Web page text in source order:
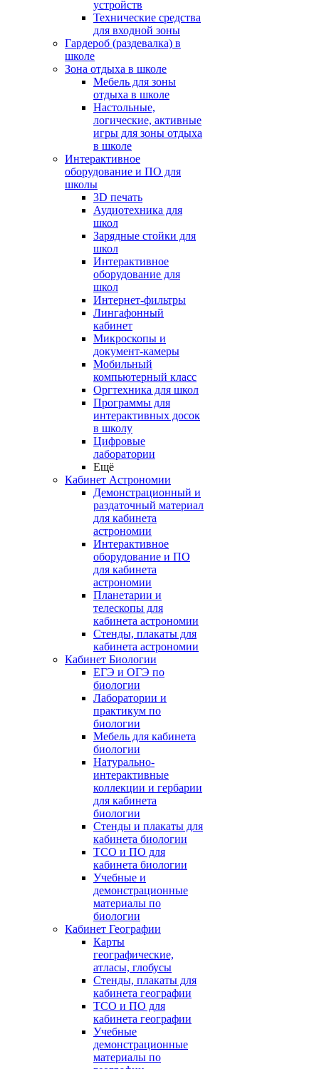
устройств
Технические средства
для входной зоны
Гардероб (раздевалка) в
школе
Зона отдыха в школе
Мебель для зоны
отдыха в школе
Настольные,
логические, активные
игры для зоны отдыха
в школе
Интерактивное
оборудование и ПО для
школы
3D печать
Аудиотехника для
школ
Зарядные стойки для
школ
Интерактивное
оборудование для
школ
Интернет-фильтры
Лингафонный
кабинет
Микроскопы и
документ-камеры
Мобильный
компьютерный класс
Оргтехника для школ
Программы для
интерактивных досок
в школу
Цифровые
лаборатории
Ещё
Кабинет Астрономии
Демонстрационный и
раздаточный материал
для кабинета
астрономии
Интерактивное
оборудование и ПО
для кабинета
астрономии
Планетарии и
телескопы для
кабинета астрономии
Стенды, плакаты для
кабинета астрономии
Кабинет Биологии
ЕГЭ и ОГЭ по
биологии
Лаборатории и
практикум по
биологии
Мебель для кабинета
биологии
Натурально-
интерактивные
коллекции и гербарии
для кабинета
биологии
Стенды и плакаты для
кабинета биологии
ТСО и ПО для
кабинета биологии
Учебные и
демонстрационные
материалы по
биологии
Кабинет Географии
Карты
географические,
атласы, глобусы
Стенды, плакаты для
кабинета географии
ТСО и ПО для
кабинета географии
Учебные
демонстрационные
материалы по